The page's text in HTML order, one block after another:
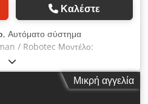
Καλέστε
, Αυτόματο σύστημα
/ Robotec Μοντέλο:
Dodpfx Asx Dbironlokr Μονάδα
που αποτελείται από: * 2
6 αξόνων * 1 διπλόστηλο
με σύρμα (MIG/MAG)
Μικρή αγγελία